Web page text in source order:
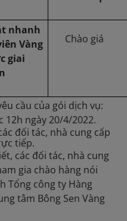
nhanh
Vàng
giai
Chào giá
cầu của gói dịch vụ:
ngày 20/4/2022.
đối tác, nhà cung cấp
tiếp.
các đối tác, nhà cung
gia chào hàng nói
Tổng công ty Hàng
tâm Bông Sen Vàng